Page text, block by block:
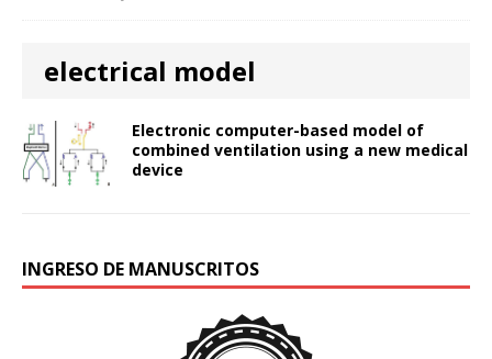
electrical model
Electronic computer-based model of
combined ventilation using a new medical
device
INGRESO DE MANUSCRITOS